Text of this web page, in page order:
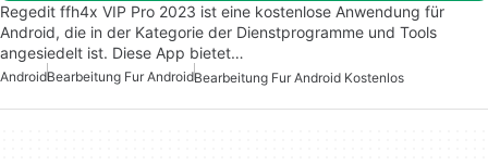
Regedit ffh4x VIP Pro 2023 ist eine kostenlose Anwendung für
Android, die in der Kategorie der Dienstprogramme und Tools
angesiedelt ist. Diese App bietet…
AndroidBearbeitung Fur AndroidBearbeitung Fur Android Kostenlos